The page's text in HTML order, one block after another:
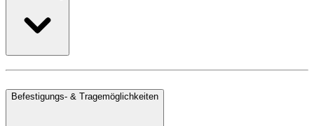
Befestigungs- & Tragemöglichkeiten